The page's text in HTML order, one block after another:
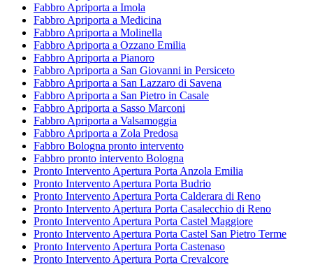
Fabbro Apriporta a Imola
Fabbro Apriporta a Medicina
Fabbro Apriporta a Molinella
Fabbro Apriporta a Ozzano Emilia
Fabbro Apriporta a Pianoro
Fabbro Apriporta a San Giovanni in Persiceto
Fabbro Apriporta a San Lazzaro di Savena
Fabbro Apriporta a San Pietro in Casale
Fabbro Apriporta a Sasso Marconi
Fabbro Apriporta a Valsamoggia
Fabbro Apriporta a Zola Predosa
Fabbro Bologna pronto intervento
Fabbro pronto intervento Bologna
Pronto Intervento Apertura Porta Anzola Emilia
Pronto Intervento Apertura Porta Budrio
Pronto Intervento Apertura Porta Calderara di Reno
Pronto Intervento Apertura Porta Casalecchio di Reno
Pronto Intervento Apertura Porta Castel Maggiore
Pronto Intervento Apertura Porta Castel San Pietro Terme
Pronto Intervento Apertura Porta Castenaso
Pronto Intervento Apertura Porta Crevalcore